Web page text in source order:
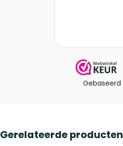
Gerelateerde producten